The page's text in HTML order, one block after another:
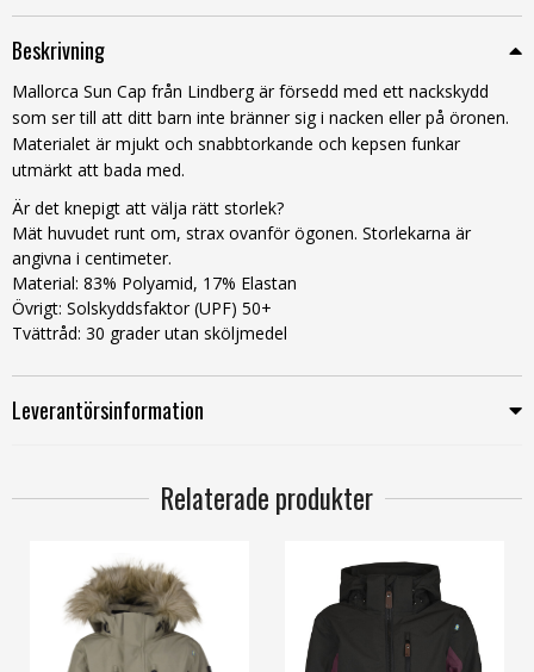
Beskrivning
Mallorca Sun Cap från Lindberg är försedd med ett nackskydd
som ser till att ditt barn inte bränner sig i nacken eller på öronen.
Materialet är mjukt och snabbtorkande och kepsen funkar
utmärkt att bada med.
Är det knepigt att välja rätt storlek?
Mät huvudet runt om, strax ovanför ögonen. Storlekarna är
angivna i centimeter.
Material: 83% Polyamid, 17% Elastan
Övrigt: Solskyddsfaktor (UPF) 50+
Tvättråd: 30 grader utan sköljmedel
Leverantörsinformation
Relaterade produkter